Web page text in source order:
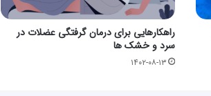
راهکارهایی برای درمان گرفتگی عضلات در
سرد و خشک ها
۱۴۰۲-۰۸-۱۳